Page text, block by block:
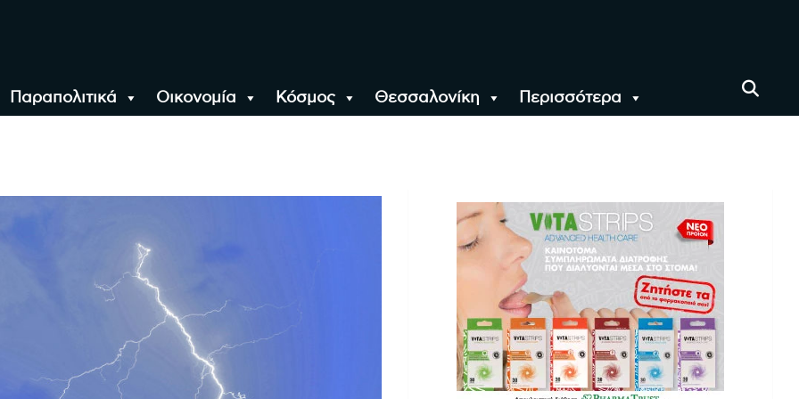
Παραπολιτικά Οικονομία Κόσμος Θεσσαλονίκη Περισσότερα